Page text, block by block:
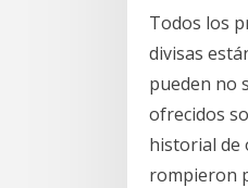
Todos los
divisas
pueden no
ofrecidos
historial de
rompieron